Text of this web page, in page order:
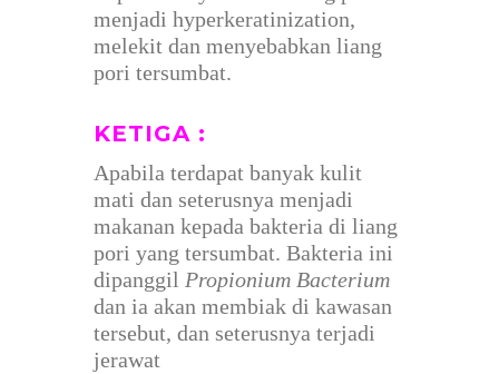
menjadi hyperkeratinization,
melekit dan menyebabkan liang
pori tersumbat.
KETIGA :
Apabila terdapat banyak kulit
mati dan seterusnya menjadi
makanan kepada bakteria di liang
pori yang tersumbat. Bakteria ini
dipanggil Propionium Bacterium
dan ia akan membiak di kawasan
tersebut, dan seterusnya terjadi
jerawat